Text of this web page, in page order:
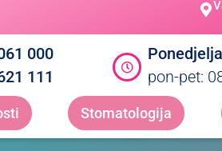
000
111
pon-pet:
Stomatologija